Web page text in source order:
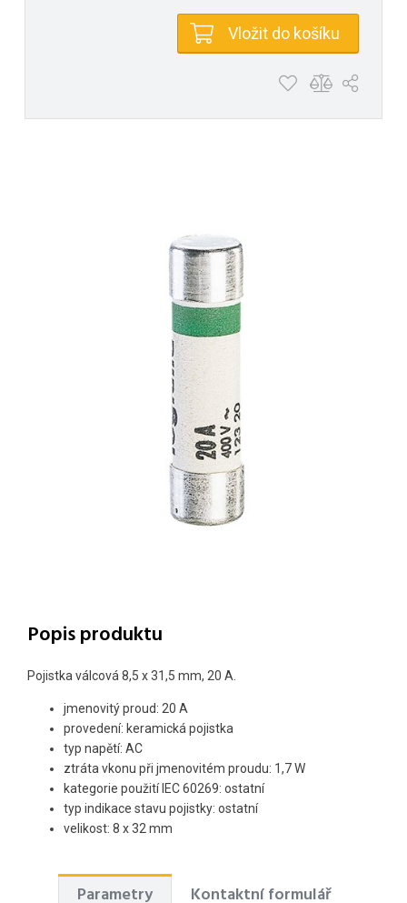
Vložit do košíku
Popis produktu
Pojistka válcová 8,5 x 31,5 mm, 20 A.
jmenovitý proud: 20 A
provedení: keramická pojistka
typ napětí: AC
ztráta vkonu při jmenovitém proudu: 1,7 W
kategorie použití IEC 60269: ostatní
typ indikace stavu pojistky: ostatní
velikost: 8 x 32 mm
Parametry
Kontaktní formulář